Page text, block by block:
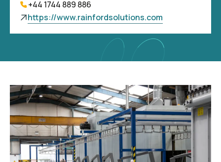
+44 1744 889 886
https://www.rainfordsolutions.com